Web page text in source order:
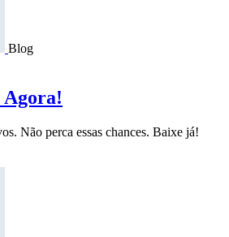
Blog
Agora!
Não perca essas chances. Baixe já!